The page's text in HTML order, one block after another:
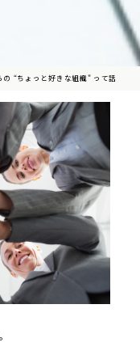
“ちょっと好きな組織" って話